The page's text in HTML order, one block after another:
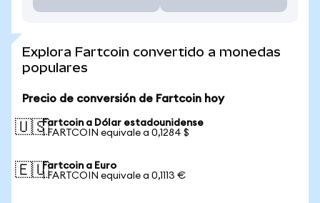
Explora Fartcoin convertido a monedas
populares
Precio de conversión de Fartcoin hoy
🇺🇸Fartcoin a Dólar estadounidense
1 FARTCOIN equivale a 0,1284 $
🇪🇺Fartcoin a Euro
1 FARTCOIN equivale a 0,1113 €